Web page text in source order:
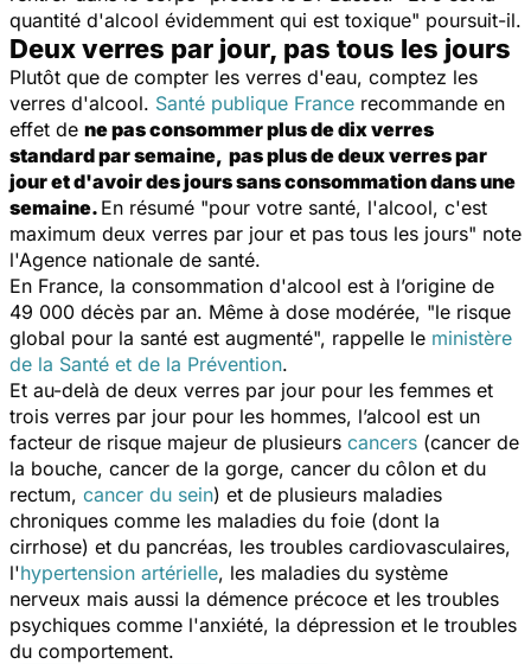
quantité d'alcool évidemment qui est toxique" poursuit-il.
Deux verres par jour, pas tous les jours
Plutôt que de compter les verres d'eau, comptez les
verres d'alcool. Santé publique France recommande en
effet de ne pas consommer plus de dix verres
standard par semaine, pas plus de deux verres par
jour et d'avoir des jours sans consommation dans une
semaine. En résumé "pour votre santé, l'alcool, c'est
maximum deux verres par jour et pas tous les jours" note
l'Agence nationale de santé.
En France, la consommation d'alcool est à l’origine de
49 000 décès par an. Même à dose modérée, "le risque
global pour la santé est augmenté", rappelle le ministère
de la Santé et de la Prévention.
Et au-delà de deux verres par jour pour les femmes et
trois verres par jour pour les hommes, l’alcool est un
facteur de risque majeur de plusieurs cancers (cancer de
la bouche, cancer de la gorge, cancer du côlon et du
rectum, cancer du sein) et de plusieurs maladies
chroniques comme les maladies du foie (dont la
cirrhose) et du pancréas, les troubles cardiovasculaires,
l'hypertension artérielle, les maladies du système
nerveux mais aussi la démence précoce et les troubles
psychiques comme l'anxiété, la dépression et le troubles
du comportement.